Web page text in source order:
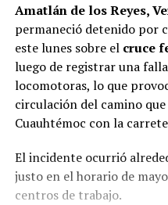
Amatlán de los Reyes,
permaneció detenido por
este lunes sobre el cruce
luego de registrar una
locomotoras, lo que
circulación del camino
Cuauhtémoc con la
El incidente ocurrió
justo en el horario de
centros de trabajo.